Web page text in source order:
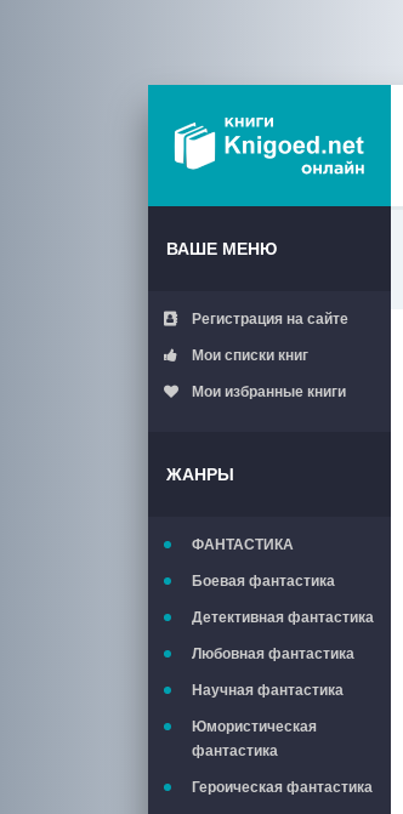
ВАШЕ МЕНЮ
Регистрация на сайте
Мои списки книг
Мои избранные книги
ЖАНРЫ
ФАНТАСТИКА
Боевая фантастика
Детективная фантастика
Любовная фантастика
Научная фантастика
Юмористическая
фантастика
Героическая фантастика